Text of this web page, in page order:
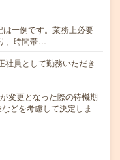
一例です。業務上必要
、時間帯…
社員として勤務いただき
更となった際の待機期
どを考慮して決定しま